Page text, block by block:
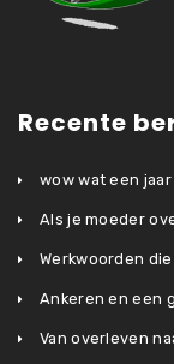
Recente
wow wat een jaar
Als je moeder
Werkwoorden
Ankeren en een
Van overleven